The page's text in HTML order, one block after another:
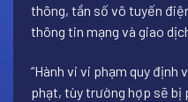
thông, tần số vô tuyến
thông tin mạng và giao
“Hành vi vi phạm quy định
phạt, tùy trường hợp sẽ bị